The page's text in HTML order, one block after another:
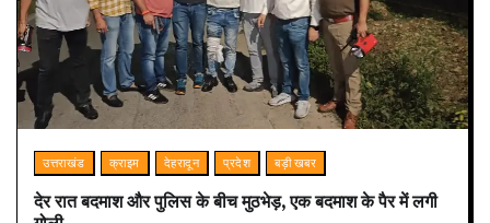
उत्तराखंड क्राइम देहरादून प्रदेश बड़ी खबर
देर रात बदमाश और पुलिस के बीच मुठभेड़, एक बदमाश के पैर में लगी